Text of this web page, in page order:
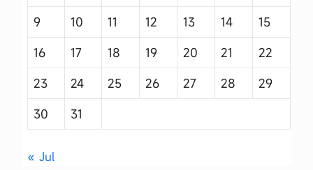
9
10 11 12 13 14
15
16
17 18 19 20 21
22
23
24 25 26 27 28
29
30
31
« Jul